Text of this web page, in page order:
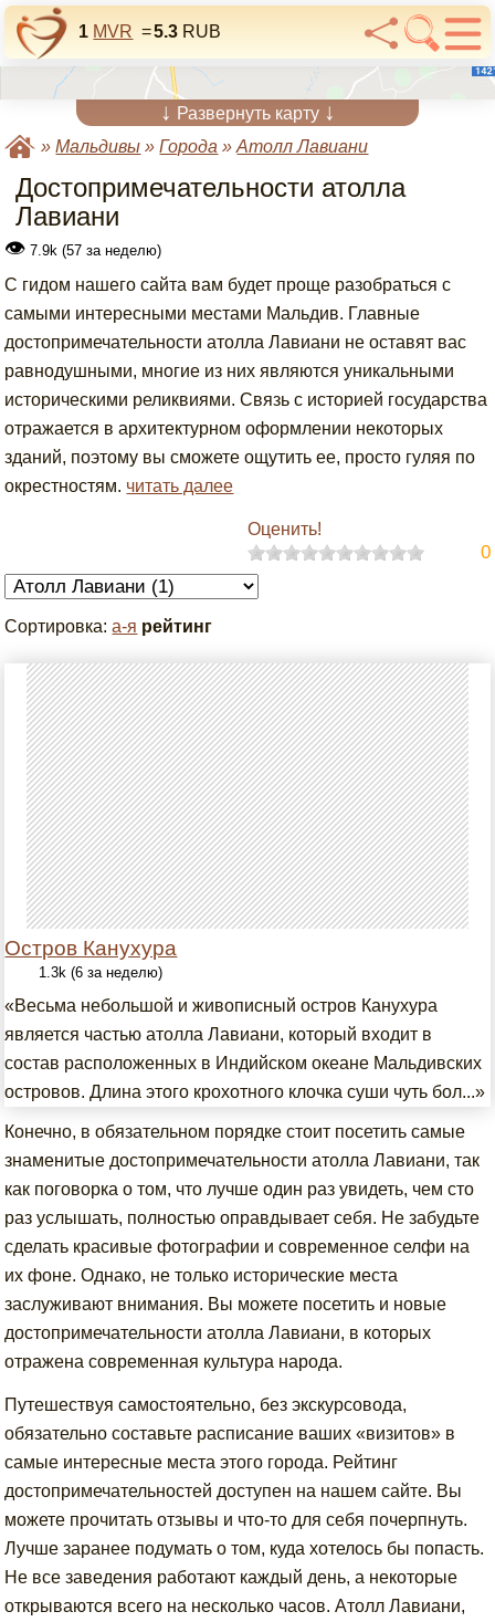
1 MVR =5.3 RUB
↓ Развернуть карту ↓
»Мальдивы »Города »Атолл Лавиани
Достопримечательности атолла
Лавиани
👁 7.9k (57 за неделю)
С гидом нашего сайта вам будет проще разобраться с
самыми интересными местами Мальдив. Главные
достопримечательности атолла Лавиани не оставят вас
равнодушными, многие из них являются уникальными
историческими реликвиями. Связь с историей государства
отражается в архитектурном оформлении некоторых
зданий, поэтому вы сможете ощутить ее, просто гуляя по
окрестностям. читать далее
Оценить!
0
Сортировка:а-я рейтинг
Остров Канухура
1.3k (6 за неделю)
«Весьма небольшой и живописный остров Канухура
является частью атолла Лавиани, который входит в
состав расположенных в Индийском океане Мальдивских
островов. Длина этого крохотного клочка суши чуть бол...»
Конечно, в обязательном порядке стоит посетить самые
знаменитые достопримечательности атолла Лавиани, так
как поговорка о том, что лучше один раз увидеть, чем сто
раз услышать, полностью оправдывает себя. Не забудьте
сделать красивые фотографии и современное селфи на
их фоне. Однако, не только исторические места
заслуживают внимания. Вы можете посетить и новые
достопримечательности атолла Лавиани, в которых
отражена современная культура народа.
Путешествуя самостоятельно, без экскурсовода,
обязательно составьте расписание ваших «визитов» в
самые интересные места этого города. Рейтинг
достопримечательностей доступен на нашем сайте. Вы
можете прочитать отзывы и что-то для себя почерпнуть.
Лучше заранее подумать о том, куда хотелось бы попасть.
Не все заведения работают каждый день, а некоторые
открываются всего на несколько часов. Атолл Лавиани,